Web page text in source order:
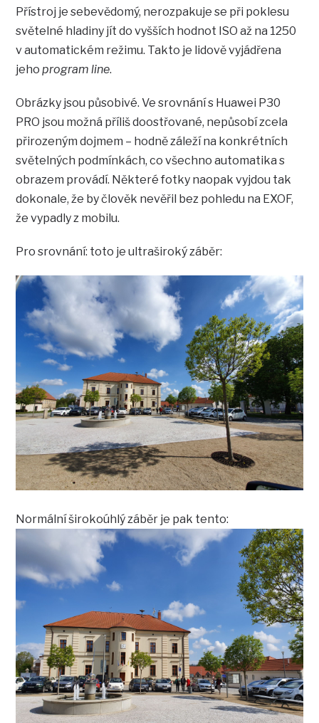
Přístroj je sebevědomý, nerozpakuje se při poklesu
světelné hladiny jít do vyšších hodnot ISO až na 1250
v automatickém režimu. Takto je lidově vyjádřena
jehoprogram line.
Obrázky jsou působivé. Ve srovnání s Huawei P30
PRO jsou možná příliš doostřované, nepůsobí zcela
přirozeným dojmem – hodně záleží na konkrétních
světelných podmínkách, co všechno automatika s
obrazem provádí. Některé fotky naopak vyjdou tak
dokonale, že by člověk nevěřil bez pohledu na EXOF,
že vypadly z mobilu.
Pro srovnání: toto je ultraširoký záběr:
Normální širokoúhlý záběr je pak tento: